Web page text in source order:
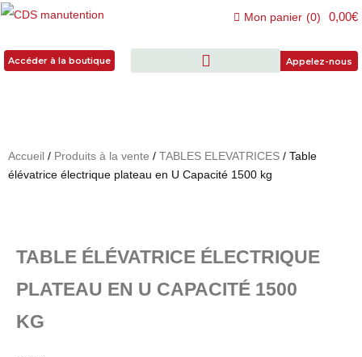
Accéder à la boutique
Mon panier (0) 0,00€
Appelez-nous
Accueil / Produits à la vente / TABLES ELEVATRICES / Table
élévatrice électrique plateau en U Capacité 1500 kg
TABLE ÉLÉVATRICE ÉLECTRIQUE
PLATEAU EN U CAPACITÉ 1500
KG